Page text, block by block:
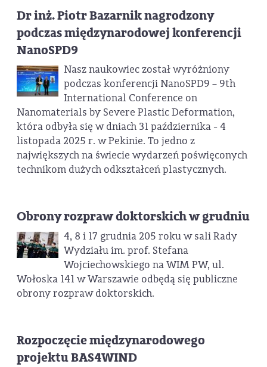
Dr inż. Piotr Bazarnik nagrodzony
podczas międzynarodowej konferencji
NanoSPD9
Nasz naukowiec został wyróżniony
podczas konferencji NanoSPD9 – 9th
International Conference on
Nanomaterials by Severe Plastic Deformation,
która odbyła się w dniach 31 października - 4
listopada 2025 r. w Pekinie. To jedno z
największych na świecie wydarzeń poświęconych
technikom dużych odkształceń plastycznych.
Obrony rozpraw doktorskich w grudniu
4, 8 i 17 grudnia 205 roku w sali Rady
Wydziału im. prof. Stefana
Wojciechowskiego na WIM PW, ul.
Wołoska 141 w Warszawie odbędą się publiczne
obrony rozpraw doktorskich.
Rozpoczęcie międzynarodowego
projektu BAS4WIND